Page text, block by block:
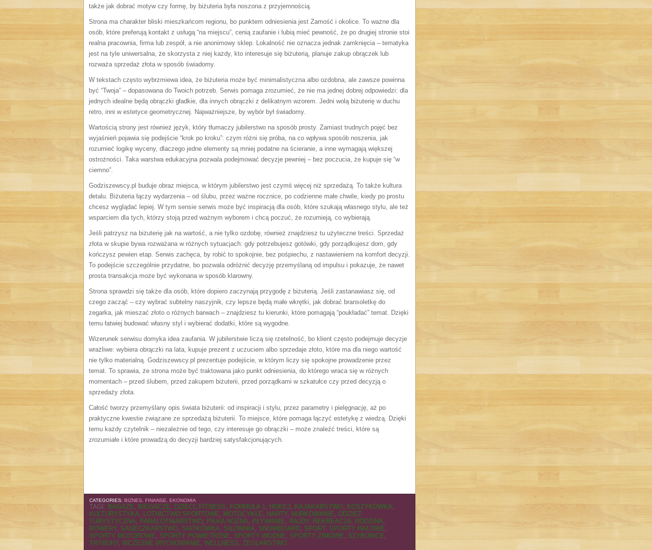
także jak dobrać motyw czy formę, by biżuteria była noszona z przyjemnością.
Strona ma charakter bliski mieszkańcom regionu, bo punktem odniesienia jest Zamość i okolice. To ważne dla
osób, które preferują kontakt z usługą “na miejscu”, cenią zaufanie i lubią mieć pewność, że po drugiej stronie stoi
realna pracownia, firma lub zespół, a nie anonimowy sklep. Lokalność nie oznacza jednak zamknięcia – tematyka
jest na tyle uniwersalna, że skorzysta z niej każdy, kto interesuje się biżuterią, planuje zakup obrączek lub
rozważa sprzedaż złota w sposób świadomy.
W tekstach często wybrzmiewa idea, że biżuteria może być minimalistyczna albo ozdobna, ale zawsze powinna
być “Twoja” – dopasowana do Twoich potrzeb. Serwis pomaga zrozumieć, że nie ma jednej dobrej odpowiedzi: dla
jednych idealne będą obrączki gładkie, dla innych obrączki z delikatnym wzorem. Jedni wolą biżuterię w duchu
retro, inni w estetyce geometrycznej. Najważniejsze, by wybór był świadomy.
Wartością strony jest również język, który tłumaczy jubilerstwo na sposób prosty. Zamiast trudnych pojęć bez
wyjaśnień pojawia się podejście “krok po kroku”: czym różni się próba, na co wpływa sposób noszenia, jak
rozumieć logikę wyceny, dlaczego jedne elementy są mniej podatne na ścieranie, a inne wymagają większej
ostrożności. Taka warstwa edukacyjna pozwala podejmować decyzje pewniej – bez poczucia, że kupuje się “w
ciemno”.
Godziszewscy.pl buduje obraz miejsca, w którym jubilerstwo jest czymś więcej niż sprzedażą. To także kultura
detalu. Biżuteria łączy wydarzenia – od ślubu, przez ważne rocznice, po codzienne małe chwile, kiedy po prostu
chcesz wyglądać lepiej. W tym sensie serwis może być inspiracją dla osób, które szukają własnego stylu, ale też
wsparciem dla tych, którzy stoją przed ważnym wyborem i chcą poczuć, że rozumieją, co wybierają.
Jeśli patrzysz na biżuterię jak na wartość, a nie tylko ozdobę, również znajdziesz tu użyteczne treści. Sprzedaż
złota w skupie bywa rozważana w różnych sytuacjach: gdy potrzebujesz gotówki, gdy porządkujesz dom, gdy
kończysz pewien etap. Serwis zachęca, by robić to spokojnie, bez pośpiechu, z nastawieniem na komfort decyzji.
To podejście szczególnie przydatne, bo pozwala odróżnić decyzję przemyślaną od impulsu i pokazuje, że nawet
prosta transakcja może być wykonana w sposób klarowny.
Strona sprawdzi się także dla osób, które dopiero zaczynają przygodę z biżuterią. Jeśli zastanawiasz się, od
czego zacząć – czy wybrać subtelny naszyjnik, czy lepsze będą małe wkrętki, jak dobrać bransoletkę do
zegarka, jak mieszać złoto o różnych barwach – znajdziesz tu kierunki, które pomagają “poukładać” temat. Dzięki
temu łatwiej budować własny styl i wybierać dodatki, które są wygodne.
Wizerunek serwisu domyka idea zaufania. W jubilerstwie liczą się rzetelność, bo klient często podejmuje decyzje
wrażliwe: wybiera obrączki na lata, kupuje prezent z uczuciem albo sprzedaje złoto, które ma dla niego wartość
nie tylko materialną. Godziszewscy.pl prezentuje podejście, w którym liczy się spokojne prowadzenie przez
temat. To sprawia, że strona może być traktowana jako punkt odniesienia, do którego wraca się w różnych
momentach – przed ślubem, przed zakupem biżuterii, przed porządkami w szkatułce czy przed decyzją o
sprzedaży złota.
Całość tworzy przemyślany opis świata biżuterii: od inspiracji i stylu, przez parametry i pielęgnację, aż po
praktyczne kwestie związane ze sprzedażą biżuterii. To miejsce, które pomaga łączyć estetykę z wiedzą. Dzięki
temu każdy czytelnik – niezależnie od tego, czy interesuje go obrączki – może znaleźć treści, które są
zrozumiałe i które prowadzą do decyzji bardziej satysfakcjonujących.
CATEGORIES: BIZNES, FINANSE, EKONOMIA
TAGI: BAGAŻE, BIEGACZE, DZIECI , FITNESS, FORMUŁA 1, HOKEJ, KAJAKARSTWO, KOSZYKÓWKA,
KULTURYSTYKA, LOTNICTWO SPORTOWE, MOTOCYKLE, NARTY, NURKOWANIE, ODZIEŻ
TURYSTYCZNA, PARALOTNIARSTWO, PIŁKA NOŻNA, PŁYWANIE, RAJDY, REKREACJA, RODZINA,
ROWERY, SANECZKARSTWO, SIATKÓWKA, SIŁOWNIA, SNOWBOARD, SPORT, SPORTY HALOWE,
SPORTY MOTOROWE, SPORTY POWIETRZNE, SPORTY WODNE, SPORTY ZIMOWE, SZYBOWCE,
TRYBUNY, WCZESNE WYCHOWANIE, WELLNESS, ŻEGLARSTWO